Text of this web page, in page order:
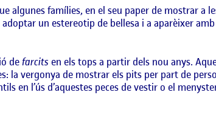
algunes famílies, en el seu paper de mostrar a
un estereotip de bellesa i a aparèixer
defarcits en els tops a partir dels nou anys.
la vergonya de mostrar els pits per part de
en l’ús d’aquestes peces de vestir o el